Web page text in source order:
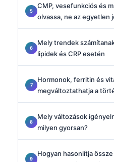
CMP, vesefunkciós és
olvassa, ne az egyetlen
Mely trendek
lipidek és CRP esetén
Hormonok, ferritin és
megváltoztathatja a
Mely változások
milyen gyorsan?
Hogyan hasonlítja